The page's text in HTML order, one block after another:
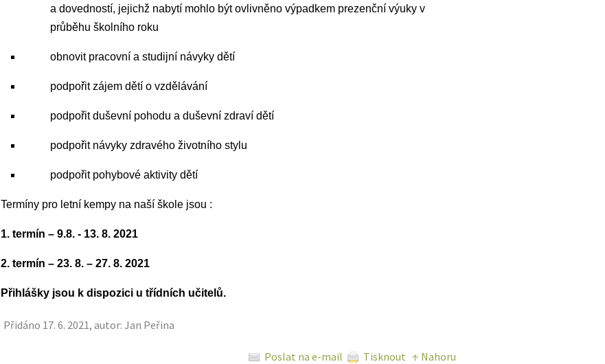
a dovedností, jejichž nabytí mohlo být ovlivněno výpadkem prezenční výuky v
průběhu školního roku
obnovit pracovní a studijní návyky dětí
podpořit zájem dětí o vzdělávání
podpořit duševní pohodu a duševní zdraví dětí
podpořit návyky zdravého životního stylu
podpořit pohybové aktivity dětí
Termíny pro letní kempy na naší škole jsou :
1. termín – 9.8. - 13. 8. 2021
2. termín – 23. 8. – 27. 8. 2021
Přihlášky jsou k dispozici u třídních učitelů.
Přidáno 17. 6. 2021, autor: Jan Peřina
Poslat na e-mail Tisknout ↑ Nahoru